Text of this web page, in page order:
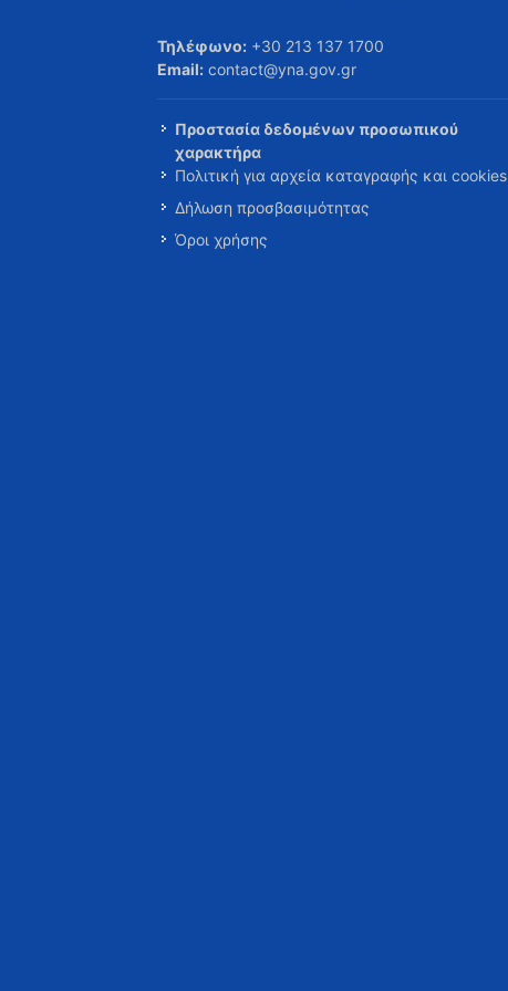
Τηλέφωνο: +30 213 137 1700
Email: contact@yna.gov.gr
Προστασία δεδομένων προσωπικού
χαρακτήρα
Πολιτική για αρχεία καταγραφής και cookies
Δήλωση προσβασιμότητας
Όροι χρήσης